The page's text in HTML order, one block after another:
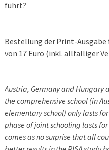
führt?
Bestellung der Print-
von 17 Euro (inkl. allfälliger
Austria, Germany and Hungary
the comprehensive school (in
elementary school) only lasts
phase of joint schooling lasts
comes as no surprise that all